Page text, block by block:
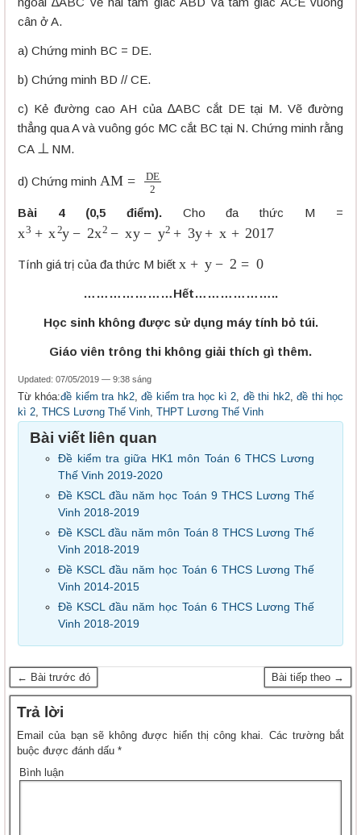
cân ở A.
a) Chứng minh BC = DE.
b) Chứng minh BD // CE.
c) Kẻ đường cao AH của ∆ABC cắt DE tại M. Vẽ đường
thẳng qua A và vuông góc MC cắt BC tại N. Chứng minh rằng
CA ⊥ NM.
d) Chứng minh AM =DE
Bài 4 (0,5 điểm).Cho đa thức M =
3 + y 2 −x y+ x +2017
Tính giá trị của đa thức M biết + 0
…………………Hết………………..
Học sinh không được sử dụng máy tính bỏ túi.
Giáo viên trông thi không giải thích gì thêm.
Updated: 07/05/2019 — 9:38 sáng
Từ khóa:đề kiểm tra hk2,đề kiểm tra học kì 2, đề thi hk2,đề thi học
kì 2, THCS Lương Thế Vinh, THPT Lương Thế Vinh
Bài viết liên quan
Đề kiểm tra giữa HK1 môn Toán 6 THCS Lương
Thế Vinh 2019-2020
Đề KSCL đầu năm học Toán 9 THCS Lương Thế
Vinh 2018-2019
Đề KSCL đầu năm môn Toán 8 THCS Lương Thế
Vinh 2018-2019
Đề KSCL đầu năm học Toán 6 THCS Lương Thế
Vinh 2014-2015
Đề KSCL đầu năm học Toán 6 THCS Lương Thế
Vinh 2018-2019
← Bài trước đó Bài tiếp theo →
Trả lời
Email của bạn sẽ không được hiển thị công khai. Các trường bắt
buộc được đánh dấu *
Bình luận